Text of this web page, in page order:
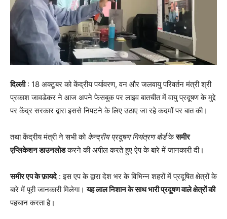
दिल्ली: 18 अक्टूबर को केंद्रीय पर्यावरण, वन और जलवायु परिवर्तन मंत्री श्री
प्रकाश जावडेकर ने आज अपने फेसबुक पर लाइव बातचीत में वायु प्रदूषण के मुद्दे
पर केंद्र सरकार द्वारा इससे निपटने के लिए उठाए जा रहे कदमों पर बात की।
तथा केंद्रीय मंत्री ने सभी को केन्द्रीय प्रदूषण नियंत्रण बोर्डकेसमीर
एप्लिकेशन डाउनलोडकरने की अपील करते हुए ऐप के बारे में जानकारी दी।
समीर एप के फ़ायदे: इस एप के द्वारा देश भर के विभिन्न शहरों में प्रदूषित क्षेत्रों के
बारे में पूरी जानकारी मिलेगा।यह लाल निशान के साथ भारी प्रदूषण वाले क्षेत्रों की
पहचान करता है।